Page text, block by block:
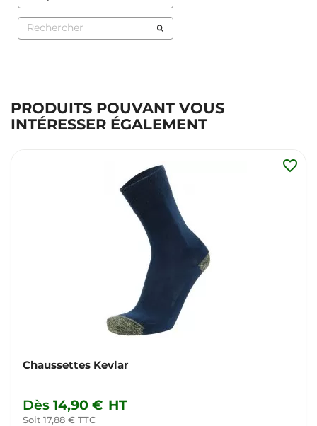
PRODUITS POUVANT VOUS
INTÉRESSER ÉGALEMENT
Chaussettes Kevlar
Dès 14,90 € HT
Soit 17,88 € TTC
favorite_border